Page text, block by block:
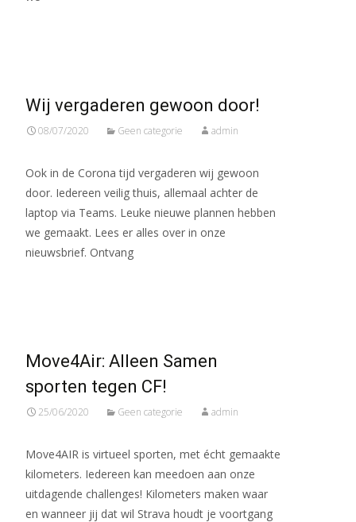
Wij vergaderen gewoon door!
08/07/2020 Geen categorie admin
Ook in de Corona tijd vergaderen wij gewoon
door. Iedereen veilig thuis, allemaal achter de
laptop via Teams. Leuke nieuwe plannen hebben
we gemaakt. Lees er alles over in onze
nieuwsbrief. Ontvang
Move4Air: Alleen Samen
sporten tegen CF!
25/06/2020 Geen categorie admin
Move4AIR is virtueel sporten, met écht gemaakte
kilometers. Iedereen kan meedoen aan onze
uitdagende challenges! Kilometers maken waar
en wanneer jij dat wil Strava houdt je voortgang